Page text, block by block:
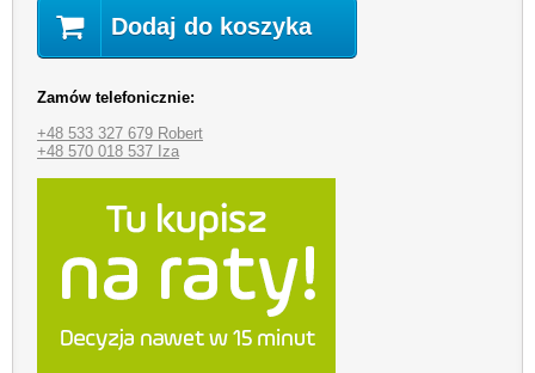
Dodaj do koszyka
Zamów telefonicznie:
+48 533 327 679 Robert
+48 570 018 537 Iza